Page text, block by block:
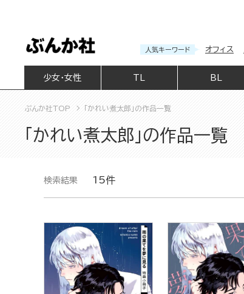
人気キーワード オフィス
少女・女性 BL
ぶんか社TOP 「かれい煮太郎」の作品一覧
「かれい煮太郎」の作品一覧
検索結果 15件